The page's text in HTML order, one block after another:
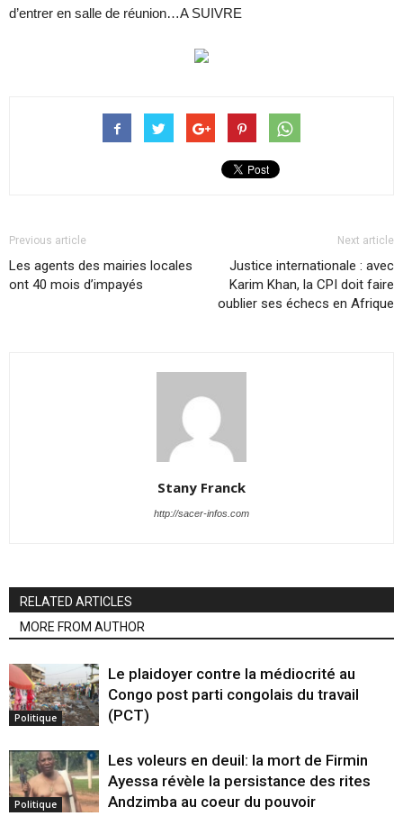
d’entrer en salle de réunion…A SUIVRE
Previous article
Les agents des mairies locales
ont 40 mois d’impayés
Next article
Justice internationale : avec
Karim Khan, la CPI doit faire
oublier ses échecs en Afrique
Stany Franck
http://sacer-infos.com
RELATED ARTICLES
MORE FROM AUTHOR
Politique
Le plaidoyer contre la médiocrité au
Congo post parti congolais du travail
(PCT)
Politique
Les voleurs en deuil: la mort de Firmin
Ayessa révèle la persistance des rites
Andzimba au coeur du pouvoir